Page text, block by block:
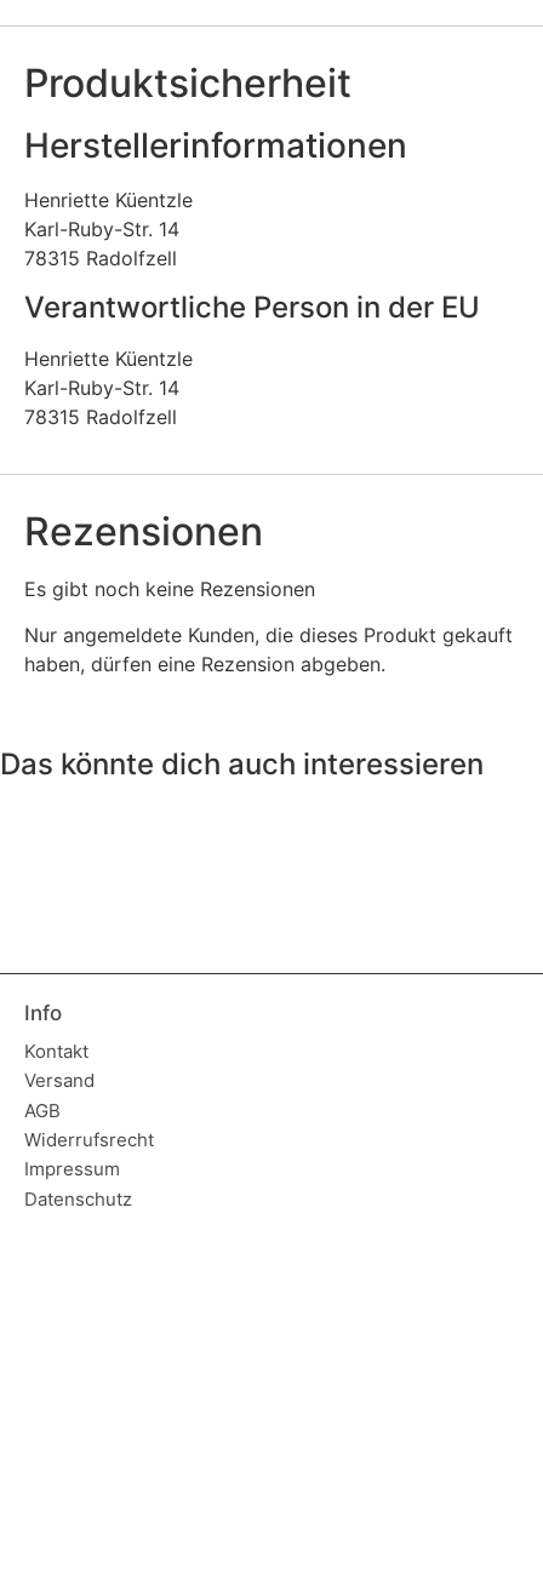
Produktsicherheit
Herstellerinformationen
Henriette Küentzle
Karl-Ruby-Str. 14
78315 Radolfzell
Verantwortliche Person in der EU
Henriette Küentzle
Karl-Ruby-Str. 14
78315 Radolfzell
Rezensionen
Es gibt noch keine Rezensionen
Nur angemeldete Kunden, die dieses Produkt gekauft
haben, dürfen eine Rezension abgeben.
Das könnte dich auch interessieren
Info
Kontakt
Versand
AGB
Widerrufsrecht
Impressum
Datenschutz